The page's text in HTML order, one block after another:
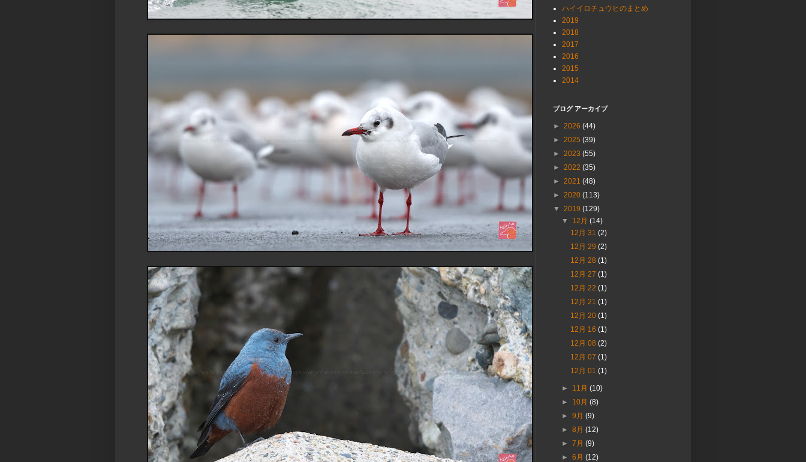
ハイイロチュウヒのまとめ
2019
2018
2017
2016
2015
2014
ブログ アーカイブ
► 2026 (44)
► 2025 (39)
► 2023 (55)
► 2022 (35)
► 2021 (48)
► 2020 (113)
▼ 2019 (129)
▼ 12月(14)
12月 31 (2)
12月 29 (2)
12月 28 (1)
12月 27 (1)
12月 22 (1)
12月 21 (1)
12月 20 (1)
12月 16 (1)
12月 08 (2)
12月 07 (1)
12月 01 (1)
► 11月(10)
► 10月(8)
►9月(9)
►8月(12)
►7月(9)
►6月(12)